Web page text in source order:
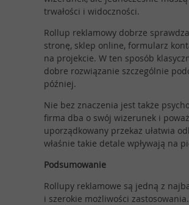
trwałości i widoczności.
Rollup reklamowy dobrze
stronę, sklep online, formularz
na projekcie. W ten sposób
dobre rozwiązanie szczególnie
później.
Nie bez znaczenia jest także
firma dba o swój wizerunek i
uporządkowany przekaz ułatwia
właśnie takie detale wpływają na
Podsumowanie
Rollupy reklamowe są jedną z
i szerokie możliwości